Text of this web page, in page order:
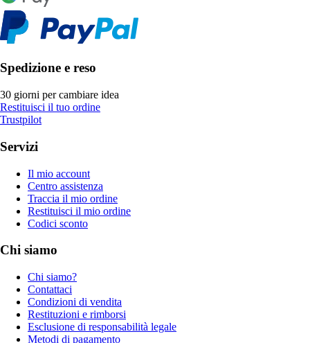
Spedizione e reso
30 giorni per cambiare idea
Restituisci il tuo ordine
Trustpilot
Servizi
Il mio account
Centro assistenza
Traccia il mio ordine
Restituisci il mio ordine
Codici sconto
Chi siamo
Chi siamo?
Contattaci
Condizioni di vendita
Restituzioni e rimborsi
Esclusione di responsabilità legale
Metodi di pagamento